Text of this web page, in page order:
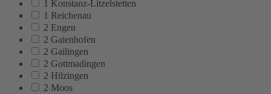
1 Konstanz-Litzelstetten
1 Reichenau
2 Engen
2 Gaienhofen
2 Gailingen
2 Gottmadingen
2 Hilzingen
2 Moos